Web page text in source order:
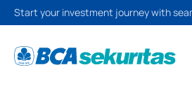
Start your investment journey with